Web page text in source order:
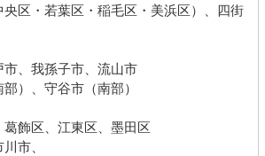
区・若葉区・稲毛区・美浜区）、四街
、我孫子市、流山市
）、守谷市（南部）
飾区、江東区、墨田区
市、